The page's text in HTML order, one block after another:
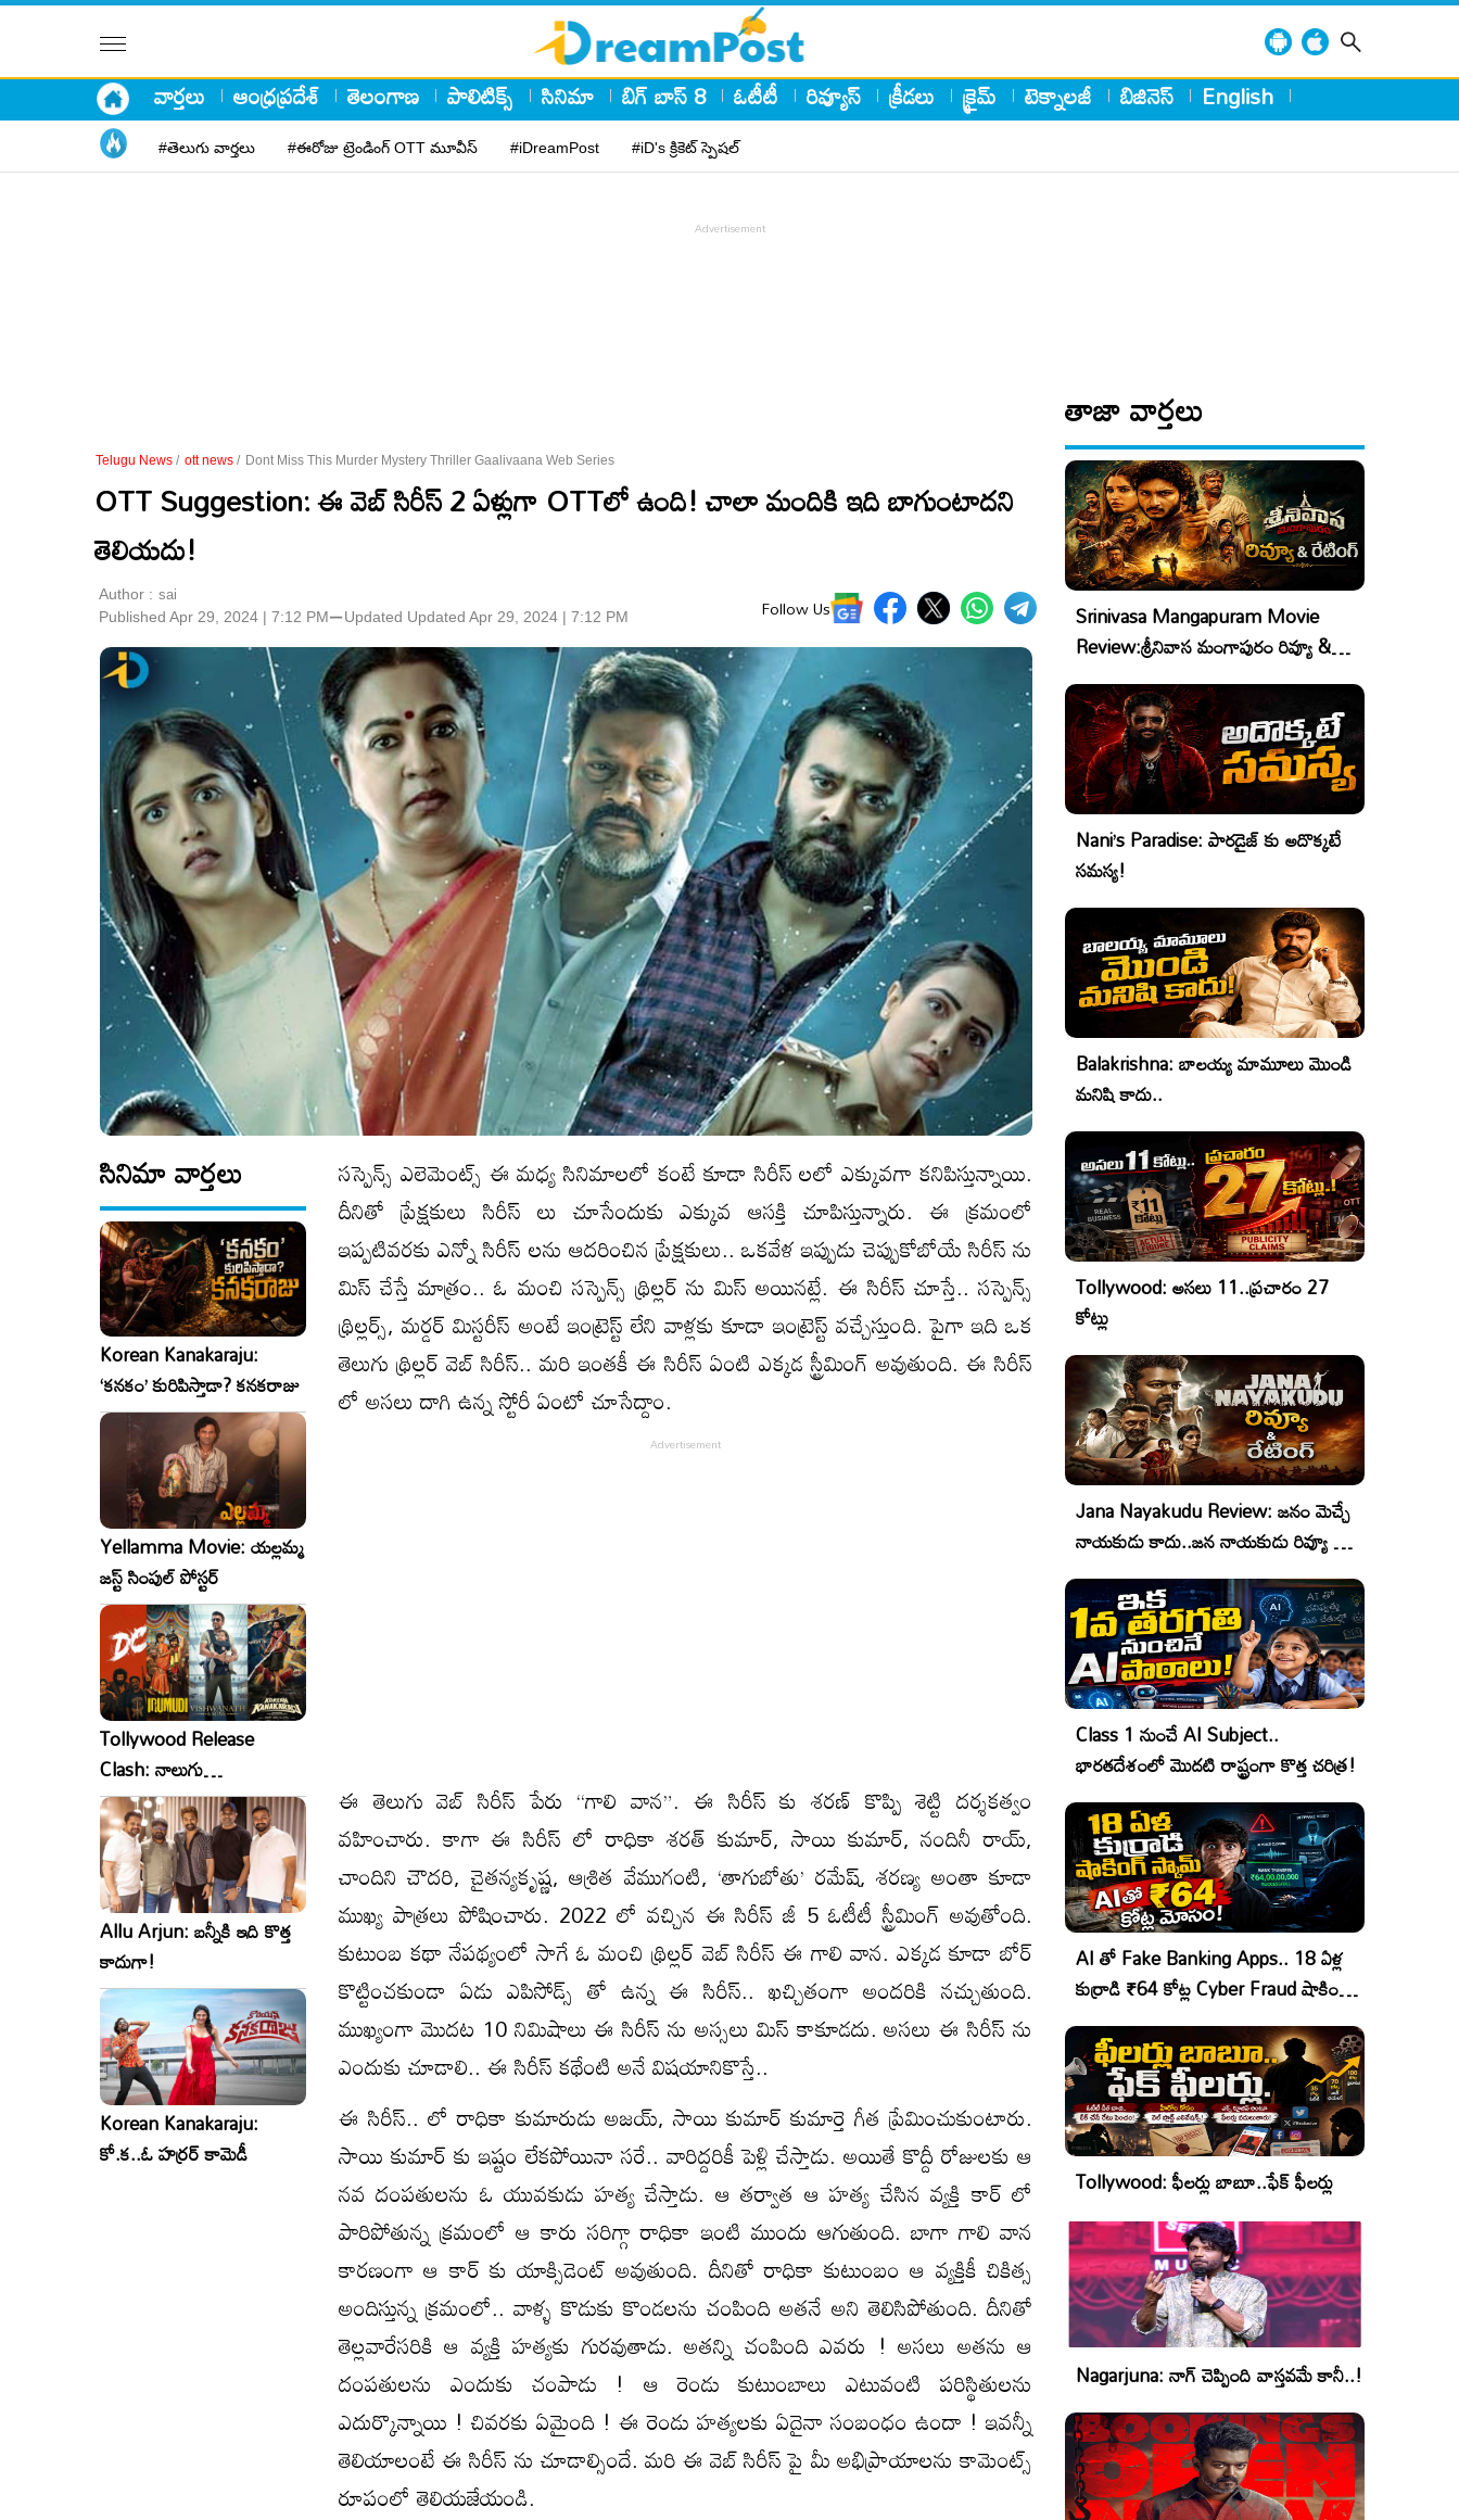
వార్తలు ఆంధ్రప్రదేశ్ తెలంగాణ పాలిటిక్స్ సినిమా బిగ్ బాస్ 8 ఓటీటీ రివ్యూస్ క్రీడలు క్రైమ్ టెక్నాలజీ బిజినెస్ English
#తెలుగు వార్తలు #ఈరోజు ట్రెండింగ్ OTT మూవీస్ #iDreamPost #iD's క్రికెట్ స్పెషల్
Telugu News / ott news / Dont Miss This Murder Mystery Thriller Gaalivaana Web Series
OTT Suggestion: ఈ వెబ్ సిరీస్ 2 ఏళ్లుగా OTTలో ఉంది! చాలా మందికి ఇది బాగుంటాదని
తెలియదు!
Author : sai
Published Apr 29, 2024 | 7:12 PM⚊Updated Updated Apr 29, 2024 | 7:12 PM Follow Us
సినిమా వార్తలు
Korean Kanakaraju:
‘కనకం’ కురిపిస్తాడా? కనకరాజు
Yellamma Movie: యల్లమ్మ
జస్ట్ సింపుల్ పోస్టర్
Tollywood Release
Clash: నాలుగు
సినిమాలు..ఒకేసారి..ఎందుకో?
Allu Arjun: బన్నీకి ఇది కొత్త
కాదుగా!
Korean Kanakaraju:
కో.క..ఓ హర్రర్ కామెడీ
సస్పెన్స్ ఎలెమెంట్స్ ఈ మధ్య సినిమాలలో కంటే కూడా సిరీస్ లలో ఎక్కువగా కనిపిస్తున్నాయి.
దీనితో ప్రేక్షకులు సిరీస్ లు చూసేందుకు ఎక్కువ ఆసక్తి చూపిస్తున్నారు. ఈ క్రమంలో
ఇప్పటివరకు ఎన్నో సిరీస్ లను ఆదరించిన ప్రేక్షకులు.. ఒకవేళ ఇప్పుడు చెప్పుకోబోయే సిరీస్ ను
మిస్ చేస్తే మాత్రం.. ఓ మంచి సస్పెన్స్ థ్రిల్లర్ ను మిస్ అయినట్లే. ఈ సిరీస్ చూస్తే.. సస్పెన్స్
థ్రిల్లర్స్, మర్డర్ మిస్టరీస్ అంటే ఇంట్రెస్ట్ లేని వాళ్లకు కూడా ఇంట్రెస్ట్ వచ్చేస్తుంది. పైగా ఇది ఒక
తెలుగు థ్రిల్లర్ వెబ్ సిరీస్.. మరి ఇంతకీ ఈ సిరీస్ ఏంటి ఎక్కడ స్ట్రీమింగ్ అవుతుంది. ఈ సిరీస్
లో అసలు దాగి ఉన్న స్టోరీ ఏంటో చూసేద్దాం.
ఈ తెలుగు వెబ్ సిరీస్ పేరు “గాలి వాన”. ఈ సిరీస్ కు శరణ్ కొప్పి శెట్టి దర్శకత్వం
వహించారు. కాగా ఈ సిరీస్ లో రాధికా శరత్ కుమార్, సాయి కుమార్, నందినీ రాయ్,
చాందిని చౌదరి, చైతన్యకృష్ణ, ఆశ్రిత వేముగంటి, ‘తాగుబోతు’ రమేష్, శరణ్య అంతా కూడా
ముఖ్య పాత్రలు పోషించారు. 2022 లో వచ్చిన ఈ సిరీస్ జీ 5 ఓటీటీ స్ట్రీమింగ్ అవుతోంది.
కుటుంబ కథా నేపథ్యంలో సాగే ఓ మంచి థ్రిల్లర్ వెబ్ సిరీస్ ఈ గాలి వాన. ఎక్కడ కూడా బోర్
కొట్టించకుండా ఏడు ఎపిసోడ్స్ తో ఉన్న ఈ సిరీస్.. ఖచ్చితంగా అందరికి నచ్చుతుంది.
ముఖ్యంగా మొదట 10 నిమిషాలు ఈ సిరీస్ ను అస్సలు మిస్ కాకూడదు. అసలు ఈ సిరీస్ ను
ఎందుకు చూడాలి.. ఈ సిరీస్ కథేంటి అనే విషయానికొస్తే..
ఈ సిరీస్.. లో రాధికా కుమారుడు అజయ్, సాయి కుమార్ కుమార్తె గీత ప్రేమించుకుంటారు.
సాయి కుమార్ కు ఇష్టం లేకపోయినా సరే.. వారిద్దరికీ పెళ్లి చేస్తాడు. అయితే కొద్దీ రోజులకు ఆ
నవ దంపతులను ఓ యువకుడు హత్య చేస్తాడు. ఆ తర్వాత ఆ హత్య చేసిన వ్యక్తి కార్ లో
పారిపోతున్న క్రమంలో ఆ కారు సరిగ్గా రాధికా ఇంటి ముందు ఆగుతుంది. బాగా గాలి వాన
కారణంగా ఆ కార్ కు యాక్సిడెంట్ అవుతుంది. దీనితో రాధికా కుటుంబం ఆ వ్యక్తికీ చికిత్స
అందిస్తున్న క్రమంలో.. వాళ్ళ కొడుకు కొండలను చంపింది అతనే అని తెలిసిపోతుంది. దీనితో
తెల్లవారేసరికి ఆ వ్యక్తి హత్యకు గురవుతాడు. అతన్ని చంపింది ఎవరు ! అసలు అతను ఆ
దంపతులను ఎందుకు చంపాడు ! ఆ రెండు కుటుంబాలు ఎటువంటి పరిస్థితులను
ఎదుర్కొన్నాయి ! చివరకు ఏమైంది ! ఈ రెండు హత్యలకు ఏదైనా సంబంధం ఉందా ! ఇవన్నీ
తెలియాలంటే ఈ సిరీస్ ను చూడాల్సిందే. మరి ఈ వెబ్ సిరీస్ పై మీ అభిప్రాయాలను కామెంట్స్
రూపంలో తెలియజేయండి.
తాజా వార్తలు
Srinivasa Mangapuram Movie
Review:శ్రీనివాస మంగాపురం రివ్యూ &
రేటింగ్
Nani’s Paradise: పారడైజ్ కు అదొక్కటే
సమస్య!
Balakrishna: బాలయ్య మామూలు మొండి
మనిషి కాదు..
Tollywood: అసలు 11..ప్రచారం 27
కోట్లు
Jana Nayakudu Review: జనం మెచ్చే
నాయకుడు కాదు..జన నాయకుడు రివ్యూ &
రేటింగ్!
Class 1 నుంచే AI Subject..
భారతదేశంలో మొదటి రాష్ట్రంగా కొత్త చరిత్ర!
AI తో Fake Banking Apps.. 18 ఏళ్ల
కుర్రాడి ₹64 కోట్ల Cyber Fraud షాకింగ్
ఆపరేషన్!
Tollywood: ఫీలర్లు బాబూ..ఫేక్ ఫీలర్లు
Nagarjuna: నాగ్ చెప్పింది వాస్తవమే కానీ..!